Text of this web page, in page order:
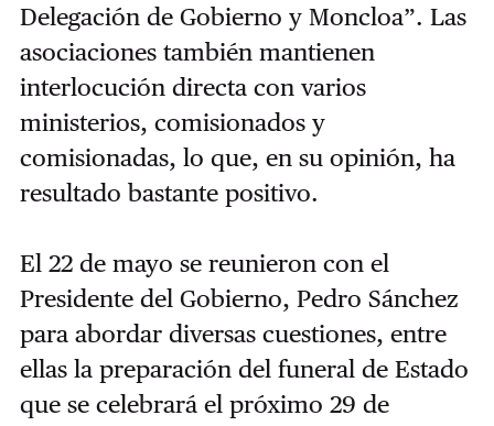
Delegación de Gobierno y Moncloa”. Las
asociaciones también mantienen
interlocución directa con varios
ministerios, comisionados y
comisionadas, lo que, en su opinión, ha
resultado bastante positivo.
El 22 de mayo se reunieron con el
Presidente del Gobierno, Pedro Sánchez
para abordar diversas cuestiones, entre
ellas la preparación del funeral de Estado
que se celebrará el próximo 29 de